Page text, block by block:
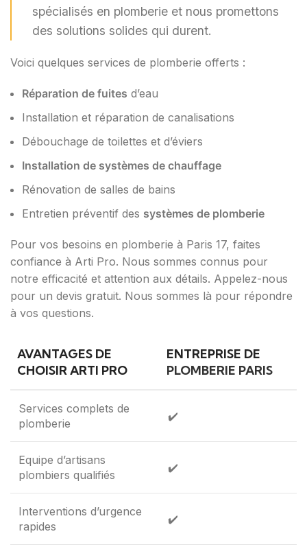
spécialisés en plomberie et nous promettons
des solutions solides qui durent.
Voici quelques services de plomberie offerts :
Réparation de fuites d’eau
Installation et réparation de canalisations
Débouchage de toilettes et d’éviers
Installation de systèmes de chauffage
Rénovation de salles de bains
Entretien préventif des systèmes de plomberie
Pour vos besoins en plomberie à Paris 17, faites
confiance à Arti Pro. Nous sommes connus pour
notre efficacité et attention aux détails. Appelez-nous
pour un devis gratuit. Nous sommes là pour répondre
à vos questions.
AVANTAGES DE
CHOISIR ARTI PRO
ENTREPRISE DE
PLOMBERIE PARIS
Services complets de
plomberie
✔️
Equipe d’artisans
plombiers qualifiés
✔️
Interventions d’urgence
rapides
✔️